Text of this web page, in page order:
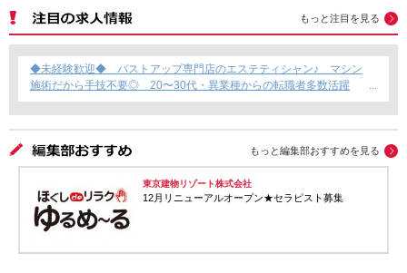
もっと注目を見る
◆未経験歓迎◆ バストアップ専門店のエステティシャン♪ マシン
施術だから手技不要◎ 20〜30代・異業種からの転職者多数活躍
中！
もっと編集部おすすめを見る
東京建物リゾート株式会社
12月リニューアルオープン★セラピスト募集